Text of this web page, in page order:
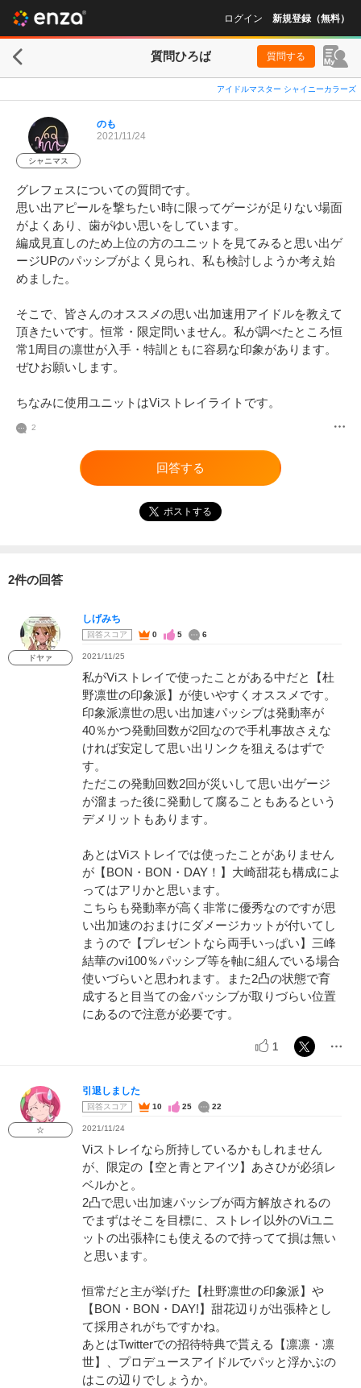
ログイン 新規登録（無料）
質問ひろば 質問する
アイドルマスター シャイニーカラーズ
シャニマス
のも
2021/11/24
グレフェスについての質問です。
思い出アピールを撃ちたい時に限ってゲージが足りない場面
がよくあり、歯がゆい思いをしています。
編成見直しのため上位の方のユニットを見てみると思い出ゲ
ージUPのパッシブがよく見られ、私も検討しようか考え始
めました。
そこで、皆さんのオススメの思い出加速用アイドルを教えて
頂きたいです。恒常・限定問いません。私が調べたところ恒
常1周目の凛世が入手・特訓ともに容易な印象があります。
ぜひお願いします。
ちなみに使用ユニットはViストレイライトです。
2
回答する
ポストする
2件の回答
ドヤァ
しげみち
回答スコア 0 5 6
2021/11/25
私がViストレイで使ったことがある中だと【杜
野凛世の印象派】が使いやすくオススメです。
印象派凛世の思い出加速パッシブは発動率が
40％かつ発動回数が2回なので手札事故さえな
ければ安定して思い出リンクを狙えるはずで
す。
ただこの発動回数2回が災いして思い出ゲージ
が溜まった後に発動して腐ることもあるという
デメリットもあります。
あとはViストレイでは使ったことがありません
が【BON・BON・DAY！】大崎甜花も構成によ
ってはアリかと思います。
こちらも発動率が高く非常に優秀なのですが思
い出加速のおまけにダメージカットが付いてし
まうので【プレゼントなら両手いっぱい】三峰
結華のvi100％パッシブ等を軸に組んでいる場合
使いづらいと思われます。また2凸の状態で育
成すると目当ての金パッシブが取りづらい位置
にあるので注意が必要です。
1
☆
引退しました
回答スコア 10 25 22
2021/11/24
Viストレイなら所持しているかもしれません
が、限定の【空と青とアイツ】あさひが必須レ
ベルかと。
2凸で思い出加速パッシブが両方解放されるの
でまずはそこを目標に、ストレイ以外のViユニ
ットの出張枠にも使えるので持ってて損は無い
と思います。
恒常だと主が挙げた【杜野凛世の印象派】や
【BON・BON・DAY!】甜花辺りが出張枠とし
て採用されがちですかね。
あとはTwitterでの招待特典で貰える【凛凛・凛
世】、プロデュースアイドルでパッと浮かぶの
はこの辺りでしょうか。